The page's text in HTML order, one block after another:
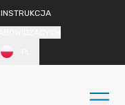
INSTRUKCJA